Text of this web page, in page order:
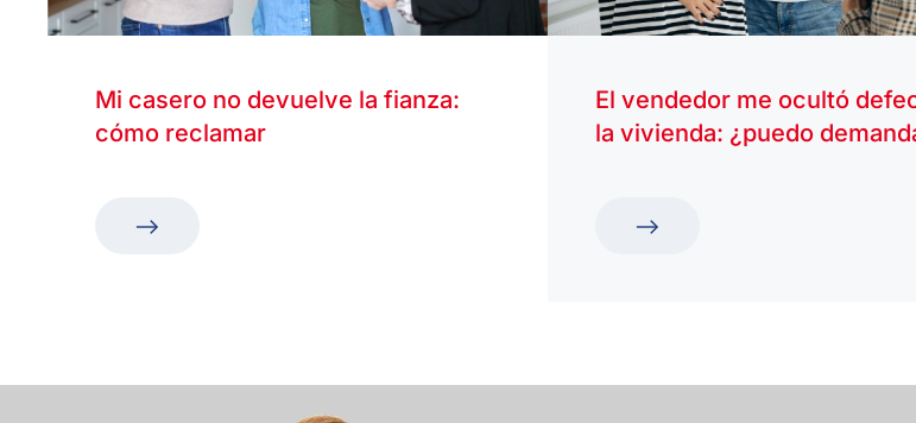
Mi casero no devuelve la fianza:
cómo reclamar
El vendedor me ocultó
la vivienda: ¿puedo